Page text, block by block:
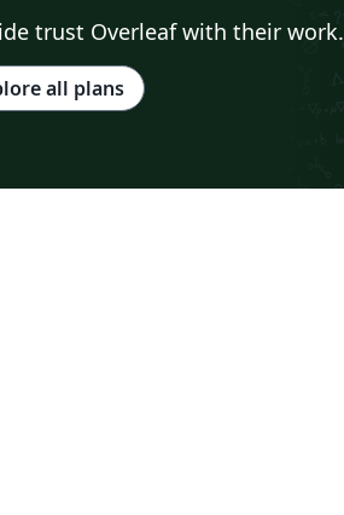
trust Overleaf with their work.
all plans